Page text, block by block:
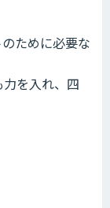
ために必要な
を入れ、四